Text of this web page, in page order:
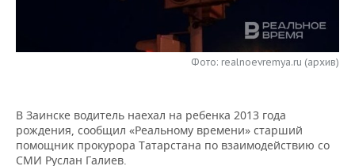
ЭНЕРГЕТИКА
ТЕЛЕКОММУНИКАЦИИ
БИЗНЕС-БРАНЧИ
ФУТБОЛ
НОВОСТИ ОБЩЕСТВА
ФОТОГАЛЕРЕЯ
Фото: realnoevremya.ru (архив)
В Заинске водитель наехал на ребенка 2013 года
рождения, сообщил «Реальному времени» старший
помощник прокурора Татарстана по взаимодействию со
СМИ Руслан Галиев.